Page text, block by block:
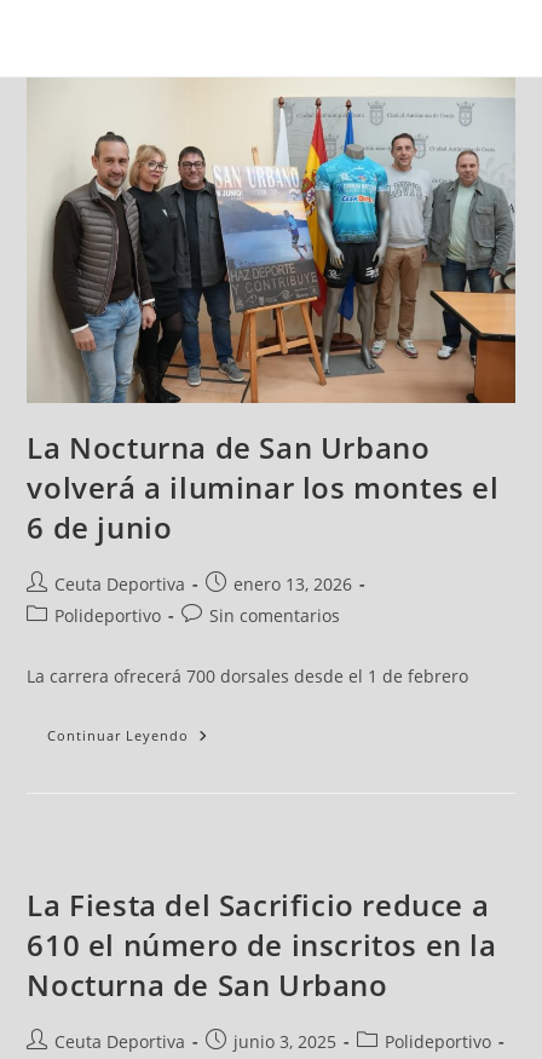
La Nocturna de San Urbano
volverá a iluminar los montes el
6 de junio
Ceuta Deportiva
enero 13, 2026
Polideportivo
Sin comentarios
La carrera ofrecerá 700 dorsales desde el 1 de febrero
Continuar Leyendo
La Fiesta del Sacrificio reduce a
610 el número de inscritos en la
Nocturna de San Urbano
Ceuta Deportiva junio 3, 2025
Polideportivo